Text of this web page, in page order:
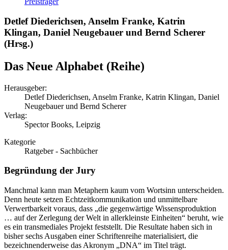
Detlef Diederichsen, Anselm Franke, Katrin
Klingan, Daniel Neugebauer und Bernd Scherer
(Hrsg.)
Das Neue Alphabet (Reihe)
Herausgeber:
Detlef Diederichsen, Anselm Franke, Katrin Klingan, Daniel
Neugebauer und Bernd Scherer
Verlag:
Spector Books, Leipzig
Kategorie
Ratgeber - Sachbücher
Begründung der Jury
Manchmal kann man Metaphern kaum vom Wortsinn unterscheiden.
Denn heute setzen Echtzeitkommunikation und unmittelbare
Verwertbarkeit voraus, dass „die gegenwärtige Wissensproduktion
… auf der Zerlegung der Welt in allerkleinste Einheiten“ beruht, wie
es ein transmediales Projekt feststellt. Die Resultate haben sich in
bisher sechs Ausgaben einer Schriftenreihe materialisiert, die
bezeichnenderweise das Akronym „DNA“ im Titel trägt.